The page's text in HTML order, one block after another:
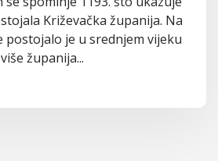
Križevačka županija. Na
je u srednjem vijeku
više županija...